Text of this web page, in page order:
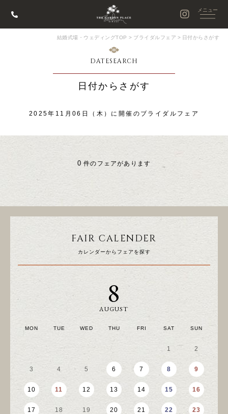
結婚式場・ウェディングTOP > ブライダルフェア > 日付からさがす
DATESEARCH
日付からさがす
2025年11月06日（木）に開催のブライダルフェア
0 件のフェアがあります
FAIR CALENDER
カレンダーからフェアを探す
8
AUGUST
MON TUE WED THU FRI SAT SUN
1 2
3 4 5 6 7 8 9
10 11 12 13 14 15 16
17 18 19 20 21 22 23